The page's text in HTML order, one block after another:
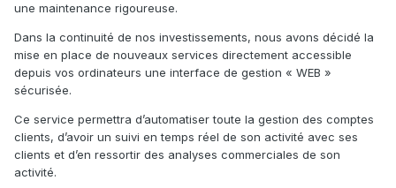
une maintenance rigoureuse.
Dans la continuité de nos investissements, nous avons décidé la
mise en place de nouveaux services directement accessible
depuis vos ordinateurs une interface de gestion « WEB »
sécurisée.
Ce service permettra d’automatiser toute la gestion des comptes
clients, d’avoir un suivi en temps réel de son activité avec ses
clients et d’en ressortir des analyses commerciales de son
activité.